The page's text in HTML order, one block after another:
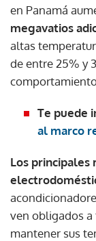
en Panamá
megavatios
altas
de entre 25% y
Te puede
al marco
Los principales
ven obligados
mantener sus